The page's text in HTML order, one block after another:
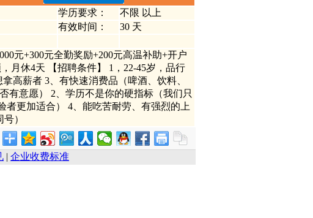
学历要求：
不限 以上
有效时间：
30 天
元+300元全勤奖励+200元高温补助+开户
月休4天 【招聘条件】 1，22-45岁，品行
高薪者 3、有快速消费品（啤酒、饮料、
有意愿） 2、学历不是你的硬指标（我们只
更加适合） 4、能吃苦耐劳、有强烈的上
）
| 企业收费标准